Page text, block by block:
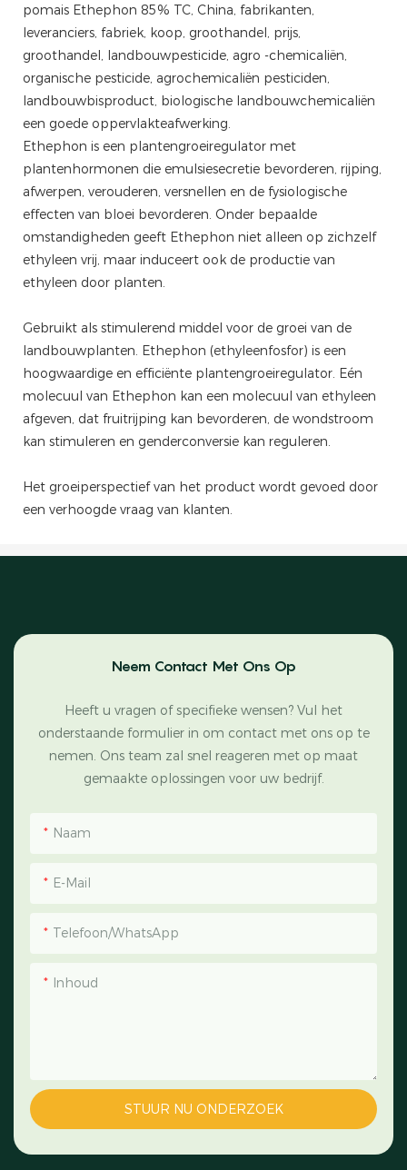
pomais Ethephon 85% TC, China, fabrikanten,
leveranciers, fabriek, koop, groothandel, prijs,
groothandel, landbouwpesticide, agro -chemicaliën,
organische pesticide, agrochemicaliën pesticiden,
landbouwbisproduct, biologische landbouwchemicaliën
een goede oppervlakteafwerking.
Ethephon is een plantengroeiregulator met
plantenhormonen die emulsiesecretie bevorderen, rijping,
afwerpen, verouderen, versnellen en de fysiologische
effecten van bloei bevorderen. Onder bepaalde
omstandigheden geeft Ethephon niet alleen op zichzelf
ethyleen vrij, maar induceert ook de productie van
ethyleen door planten.
Gebruikt als stimulerend middel voor de groei van de
landbouwplanten. Ethephon (ethyleenfosfor) is een
hoogwaardige en efficiënte plantengroeiregulator. Eén
molecuul van Ethephon kan een molecuul van ethyleen
afgeven, dat fruitrijping kan bevorderen, de wondstroom
kan stimuleren en genderconversie kan reguleren.
Het groeiperspectief van het product wordt gevoed door
een verhoogde vraag van klanten.
Neem Contact Met Ons Op
Heeft u vragen of specifieke wensen? Vul het
onderstaande formulier in om contact met ons op te
nemen. Ons team zal snel reageren met op maat
gemaakte oplossingen voor uw bedrijf.
Naam
E-Mail
Telefoon/WhatsApp
Inhoud
STUUR NU ONDERZOEK